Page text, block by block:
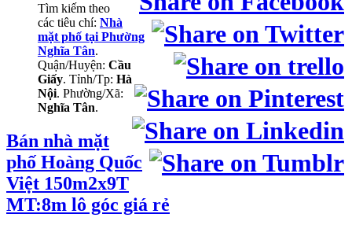
Tìm kiếm theo
các tiêu chí: Nhà
mặt phố tại Phường
Nghĩa Tân.
Quận/Huyện: Cầu
Giấy. Tỉnh/Tp: Hà
Nội. Phường/Xã:
Nghĩa Tân.
Bán nhà mặt
phố Hoàng Quốc
Việt 150m2x9T
MT:8m lô góc giá rẻ